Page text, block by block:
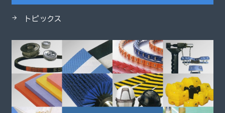
トピックス